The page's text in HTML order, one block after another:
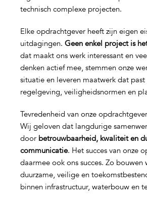
technisch complexe projecten.
Elke opdrachtgever heeft zijn eigen
uitdagingen. Geen enkel project is
dat maakt ons werk interessant en
denken actief mee, stemmen onze
situatie en leveren maatwerk dat
regelgeving, veiligheidsnormen en
Tevredenheid van onze
Wij geloven dat langdurige
door betrouwbaarheid, kwaliteit en
communicatie. Het succes van onze
daarmee ook ons succes. Zo bouwen
duurzame, veilige en
binnen infrastructuur, waterbouw en